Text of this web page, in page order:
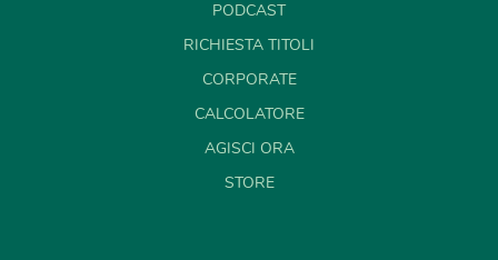
PODCAST
RICHIESTA TITOLI
CORPORATE
CALCOLATORE
AGISCI ORA
STORE